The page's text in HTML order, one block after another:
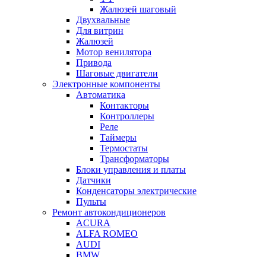
Жалюзей шаговый
Двухвальные
Для витрин
Жалюзей
Мотор венилятора
Привода
Шаговые двигатели
Электронные компоненты
Автоматика
Контакторы
Контроллеры
Реле
Таймеры
Термостаты
Трансформаторы
Блоки управления и платы
Датчики
Конденсаторы электрические
Пульты
Ремонт автокондиционеров
ACURA
ALFA ROMEO
AUDI
BMW